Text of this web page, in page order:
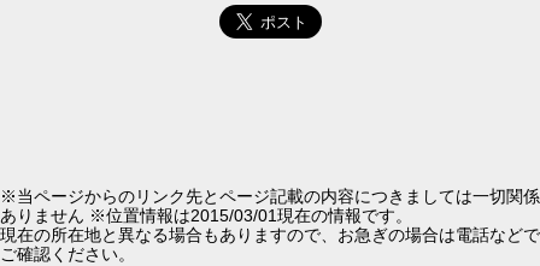
※当ページからのリンク先とページ記載の内容につきましては一切関係
ありません ※位置情報は2015/03/01現在の情報です。
現在の所在地と異なる場合もありますので、お急ぎの場合は電話などで
ご確認ください。